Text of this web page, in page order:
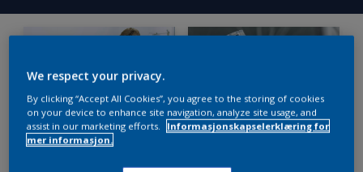
PaintDefect ID
Søk etter
We respect your privacy.
By clicking “Accept All Cookies”, you agree to the storing of cookies
on your device to enhance site navigation, analyze site usage, and
assist in our marketing efforts.
Informasjonskapselerklæring for
mer informasjon.